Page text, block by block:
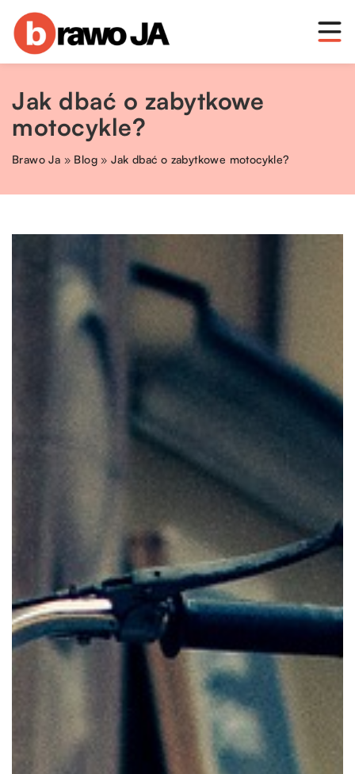
Jak dbać o zabytkowe
motocykle?
Brawo Ja » Blog »Jak dbać o zabytkowe motocykle?